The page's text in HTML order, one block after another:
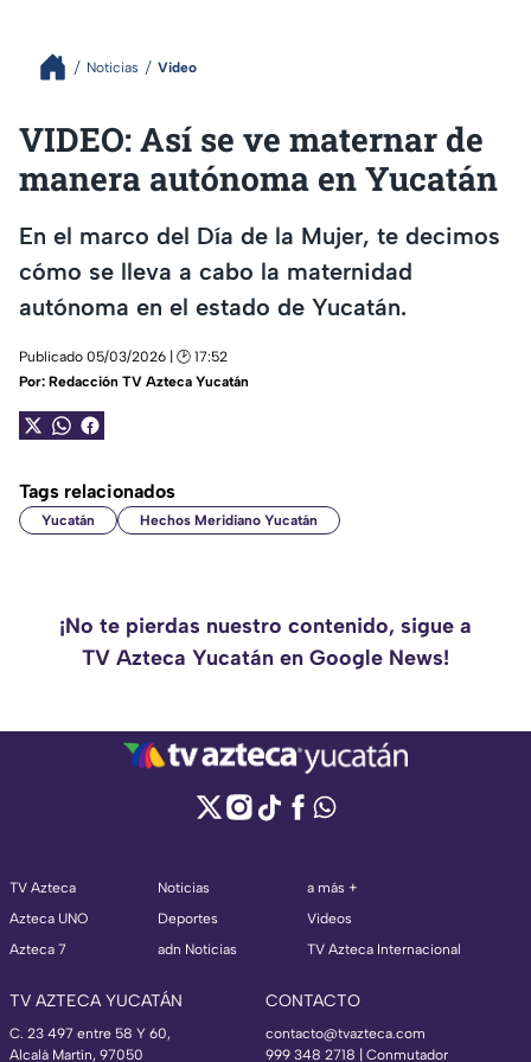
Noticias Video
VIDEO: Así se ve maternar de
manera autónoma en Yucatán
En el marco del Día de la Mujer, te decimos
cómo se lleva a cabo la maternidad
autónoma en el estado de Yucatán.
Publicado 05/03/2026 | 🕑 17:52
Por: Redacción TV Azteca Yucatán
Tags relacionados
Yucatán Hechos Meridiano Yucatán
¡No te pierdas nuestro contenido, sigue a
TV Azteca Yucatán en Google News!
TV Azteca
Azteca UNO
Azteca 7
Noticias
Deportes
adn Noticias
a más +
Videos
TV Azteca Internacional
TV AZTECA YUCATÁN
C. 23 497 entre 58 Y 60,
Alcalá Martín, 97050
CONTACTO
contacto@tvazteca.com
999 348 2718 | Conmutador